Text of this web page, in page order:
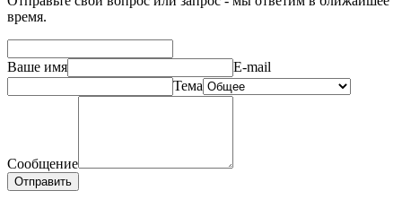
время.
Ваше имя
E-mail
Тема
Сообщение
Отправить